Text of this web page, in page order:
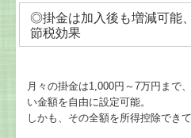
◎掛金は加入後も増減可能
節税効果
月々の掛金は1,000円～7万円まで
い金額を自由に設定可能。
しかも、その全額を所得控除でき